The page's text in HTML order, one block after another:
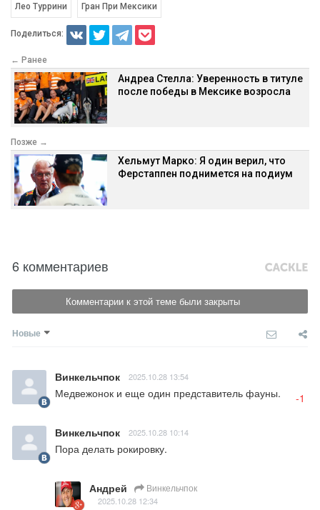
Лео Туррини Гран При Мексики
Поделиться:
← Ранее
Андреа Стелла: Уверенность в титуле
после победы в Мексике возросла
Позже →
Хельмут Марко: Я один верил, что
Ферстаппен поднимется на подиум
6 комментариев
Комментарии к этой теме были закрыты
Новые
Винкельчпок 2025.10.28 13:54
Медвежонок и еще один представитель фауны. -1
Винкельчпок 2025.10.28 10:14
Пора делать рокировку.
Андрей Винкельчпок
2025.10.28 12:34